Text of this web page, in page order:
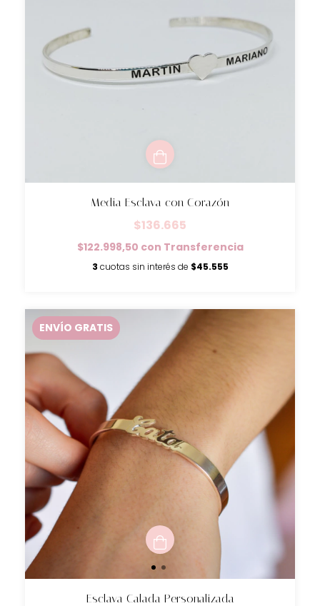
Media Esclava con Corazón
$136.665
$122.998,50 con Transferencia
3 cuotas sin interés de $45.555
ENVÍO GRATIS
Esclava Calada Personalizada